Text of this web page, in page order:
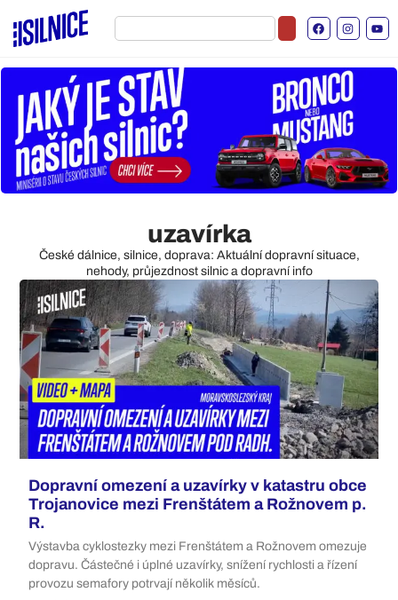
uzavírka
České dálnice, silnice, doprava: Aktuální dopravní situace,
nehody, průjezdnost silnic a dopravní info
Dopravní omezení a uzavírky v katastru obce
Trojanovice mezi Frenštátem a Rožnovem p.
R.
Výstavba cyklostezky mezi Frenštátem a Rožnovem omezuje
dopravu. Částečné i úplné uzavírky, snížení rychlosti a řízení
provozu semafory potrvají několik měsíců.